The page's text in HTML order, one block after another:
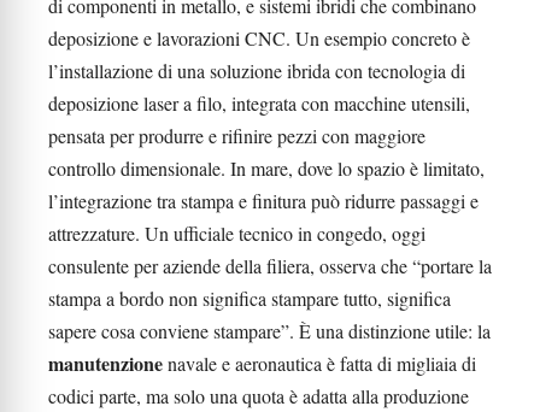
di componenti in metallo, e sistemi ibridi che combinano
deposizione e lavorazioni CNC. Un esempio concreto è
l’installazione di una soluzione ibrida con tecnologia di
deposizione laser a filo, integrata con macchine utensili,
pensata per produrre e rifinire pezzi con maggiore
controllo dimensionale. In mare, dove lo spazio è limitato,
l’integrazione tra stampa e finitura può ridurre passaggi e
attrezzature. Un ufficiale tecnico in congedo, oggi
consulente per aziende della filiera, osserva che “portare la
stampa a bordo non significa stampare tutto, significa
sapere cosa conviene stampare”. È una distinzione utile: la
manutenzionenavale e aeronautica è fatta di migliaia di
codici parte, ma solo una quota è adatta alla produzione